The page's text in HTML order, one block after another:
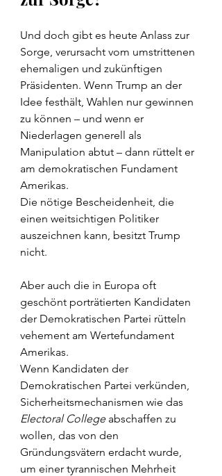
Und doch gibt es heute Anlass zur
Sorge, verursacht vom umstrittenen
ehemaligen und zukünftigen
Präsidenten. Wenn Trump an der
Idee festhält, Wahlen nur gewinnen
zu können – und wenn er
Niederlagen generell als
Manipulation abtut – dann rüttelt er
am demokratischen Fundament
Amerikas.
Die nötige Bescheidenheit, die
einen weitsichtigen Politiker
auszeichnen kann, besitzt Trump
nicht.
Aber auch die in Europa oft
geschönt porträtierten Kandidaten
der Demokratischen Partei rütteln
vehement am Wertefundament
Amerikas.
Wenn Kandidaten der
Demokratischen Partei verkünden,
Sicherheitsmechanismen wie das
Electoral College abschaffen zu
wollen, das von den
Gründungsvätern erdacht wurde,
um einer tyrannischen Mehrheit